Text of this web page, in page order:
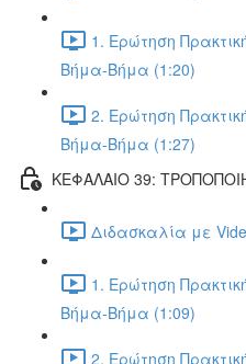
1. Ερώτηση
Βήμα-Βήμα (1:20)
2. Ερώτηση
Βήμα-Βήμα (1:27)
ΚΕΦΑΛΑΙΟ 39:
Διδασκαλία με
1. Ερώτηση
Βήμα-Βήμα (1:09)
2. Ερώτηση